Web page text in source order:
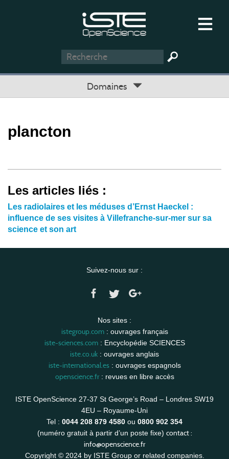
Domaines
plancton
Les articles liés :
Les radiolaires et les méduses d’Ernst Haeckel :
influence de ses visites à Villefranche-sur-mer sur sa
science et son art
Suivez-nous sur :
Nos sites :
istegroup.com: ouvrages français
iste-sciences.com: Encyclopédie SCIENCES
iste.co.uk : ouvrages anglais
iste-international.es: ouvrages espagnols
openscience.fr: revues en libre accès
ISTE OpenScience 27-37 St George’s Road – Londres SW19
4EU – Royaume-Uni
Tel : 0044 208 879 4580 ou 0800 902 354
(numéro gratuit à partir d’un poste fixe) contact :
info@openscience.fr
Copyright © 2024 by ISTE Group or related companies.